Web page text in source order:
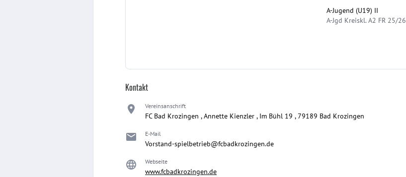
A-Jugend (U19) II
A-Jgd Kreiskl. A2 FR 25/26
Kontakt
Vereinsanschrift
FC Bad Krozingen , Annette Kienzler , Im Bühl 19 , 79189 Bad Krozingen
E-Mail
Vorstand-spielbetrieb@fcbadkrozingen.de
Webseite
www.fcbadkrozingen.de